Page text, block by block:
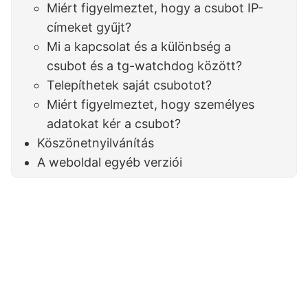
Miért figyelmeztet, hogy a csubot IP-
címeket gyűjt?
Mi a kapcsolat és a különbség a
csubot és a tg-watchdog között?
Telepíthetek saját csubotot?
Miért figyelmeztet, hogy személyes
adatokat kér a csubot?
Köszönetnyilvánítás
A weboldal egyéb verziói